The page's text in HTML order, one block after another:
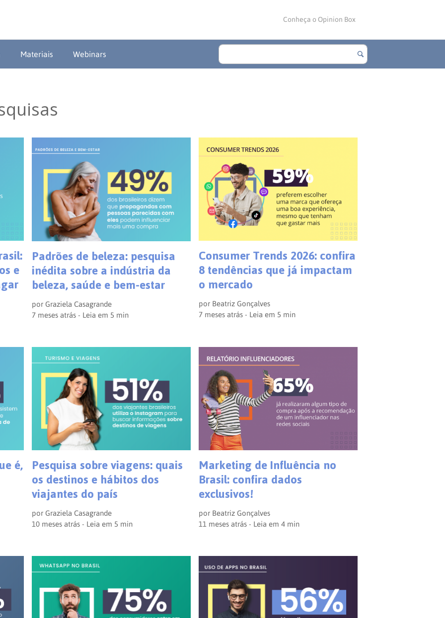
Conheça o Opinion Box
Materiais Webinars
e
Padrões de beleza: pesquisa
inédita sobre a indústria da
beleza, saúde e bem-estar
por Graziela Casagrande
7 meses atrás - Leia em 5 min
Consumer Trends 2026: confira
8 tendências que já impactam
o mercado
por Beatriz Gonçalves
7 meses atrás - Leia em 5 min
é,
Pesquisa sobre viagens: quais
os destinos e hábitos dos
viajantes do país
por Graziela Casagrande
10 meses atrás - Leia em 5 min
Marketing de Influência no
Brasil: confira dados
exclusivos!
por Beatriz Gonçalves
11 meses atrás - Leia em 4 min